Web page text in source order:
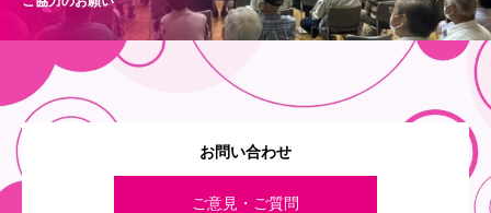
お問い合わせ
ご意見・ご質問